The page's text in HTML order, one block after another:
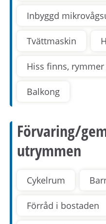
Inbyggd
Tvättmaskin
Hiss finns,
Balkong
Förvaring/
utrymmen
Cykelrum
Förråd i bostaden